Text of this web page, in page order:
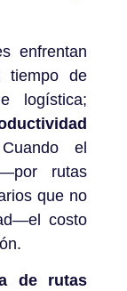
enfrentan
tiempo de
logística;
el
rutas
que no
costo
de rutas